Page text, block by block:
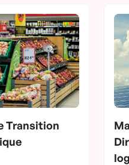
Transition